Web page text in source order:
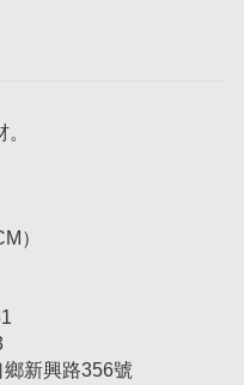
）
新興路356號